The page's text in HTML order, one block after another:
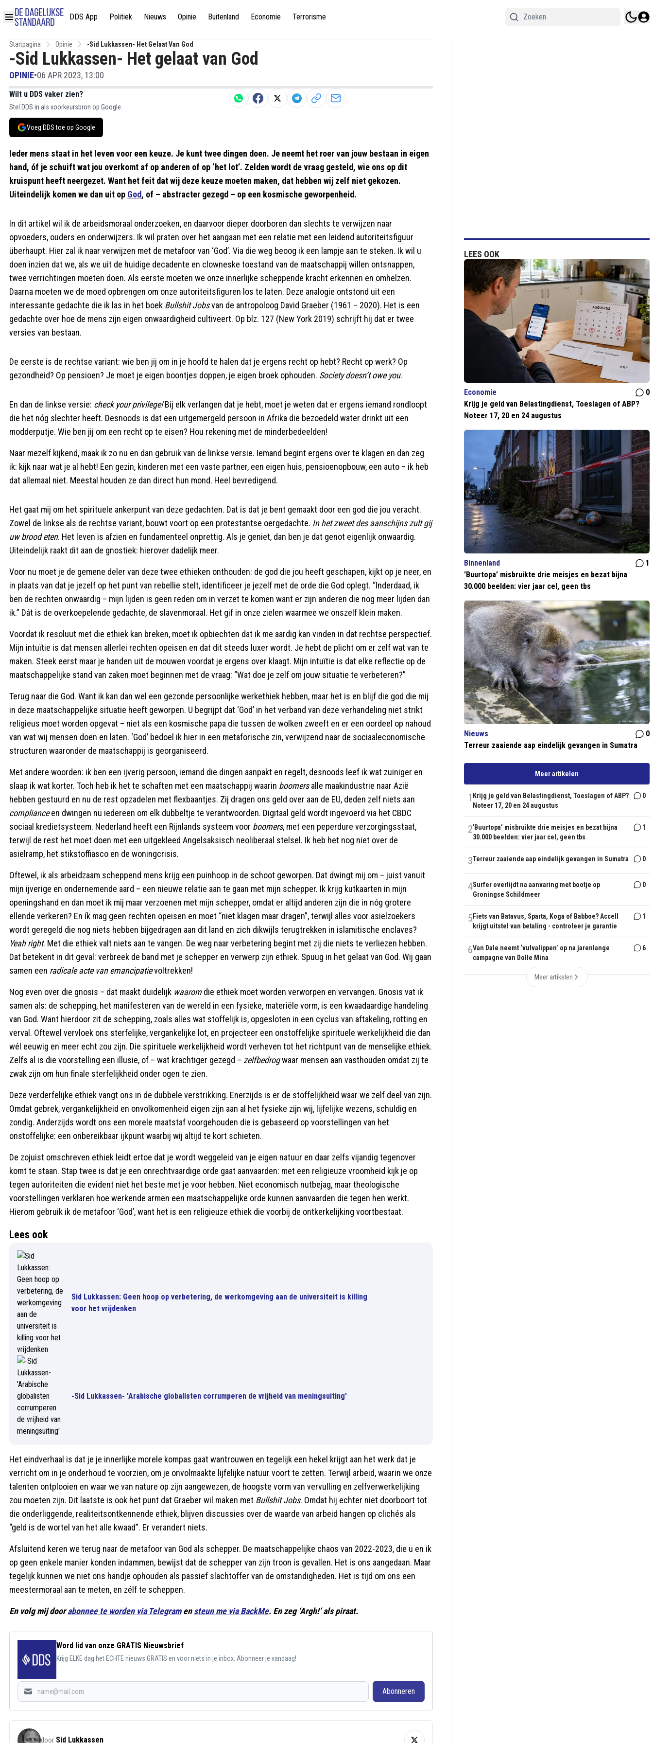
DDS App Politiek Nieuws Opinie Buitenland Economie Terrorisme
Startpagina Opinie -Sid Lukkassen- Het Gelaat Van God
-Sid Lukkassen- Het gelaat van God
OPINIE•06 APR 2023, 13:00
Wilt u DDS vaker zien?
Stel DDS in als voorkeursbron op Google.
Voeg DDS toe op Google
Ieder mens staat in het leven voor een keuze. Je kunt twee dingen doen. Je neemt het roer van jouw bestaan in eigen
hand, óf je schuift wat jou overkomt af op anderen of op ‘het lot’. Zelden wordt de vraag gesteld, wie ons op dit
kruispunt heeft neergezet. Want het feit dat wij deze keuze moeten maken, dat hebben wij zelf niet gekozen.
Uiteindelijk komen we dan uit op God, of – abstracter gezegd – op een kosmische geworpenheid.
In dit artikel wil ik de arbeidsmoraal onderzoeken, en daarvoor dieper doorboren dan slechts te verwijzen naar
opvoeders, ouders en onderwijzers. Ik wil praten over het aangaan met een relatie met een leidend autoriteitsfiguur
überhaupt. Hier zal ik naar verwijzen met de metafoor van ‘God’. Via die weg beoog ik een lampje aan te steken. Ik wil u
doen inzien dat we, als we uit de huidige decadente en clowneske toestand van de maatschappij willen ontsnappen,
twee verrichtingen moeten doen. Als eerste moeten we onze innerlijke scheppende kracht erkennen en omhelzen.
Daarna moeten we de moed opbrengen om onze autoriteitsfiguren los te laten. Deze analogie ontstond uit een
interessante gedachte die ik las in het boek Bullshit Jobsvan de antropoloog David Graeber (1961 – 2020). Het is een
gedachte over hoe de mens zijn eigen onwaardigheid cultiveert. Op blz. 127 (New York 2019) schrijft hij dat er twee
versies van bestaan.
De eerste is de rechtse variant: wie ben jij om in je hoofd te halen dat je ergens recht op hebt? Recht op werk? Op
gezondheid? Op pensioen? Je moet je eigen boontjes doppen, je eigen broek ophouden. Society doesn’t owe you.
En dan de linkse versie: check your privilege!Bij elk verlangen dat je hebt, moet je weten dat er ergens iemand rondloopt
die het nóg slechter heeft. Desnoods is dat een uitgemergeld persoon in Afrika die bezoedeld water drinkt uit een
modderputje. Wie ben jij om een recht op te eisen? Hou rekening met de minderbedeelden!
Naar mezelf kijkend, maak ik zo nu en dan gebruik van de linkse versie. Iemand begint ergens over te klagen en dan zeg
ik: kijk naar wat je al hebt! Een gezin, kinderen met een vaste partner, een eigen huis, pensioenopbouw, een auto – ik heb
dat allemaal niet. Meestal houden ze dan direct hun mond. Heel bevredigend.
Het gaat mij om het spirituele ankerpunt van deze gedachten. Dat is dat je bent gemaakt door een god die jou veracht.
Zowel de linkse als de rechtse variant, bouwt voort op een protestantse oergedachte. In het zweet des aanschijns zult gij
uw brood eten. Het leven is afzien en fundamenteel onprettig. Als je geniet, dan ben je dat genot eigenlijk onwaardig.
Uiteindelijk raakt dit aan de gnostiek: hierover dadelijk meer.
Voor nu moet je de gemene deler van deze twee ethieken onthouden: de god die jou heeft geschapen, kijkt op je neer, en
in plaats van dat je jezelf op het punt van rebellie stelt, identificeer je jezelf met de orde die God oplegt. “Inderdaad, ik
ben de rechten onwaardig – mijn lijden is geen reden om in verzet te komen want er zijn anderen die nog meer lijden dan
ik.” Dát is de overkoepelende gedachte, de slavenmoraal. Het gif in onze zielen waarmee we onszelf klein maken.
Voordat ik resoluut met die ethiek kan breken, moet ik opbiechten dat ik me aardig kan vinden in dat rechtse perspectief.
Mijn intuïtie is dat mensen allerlei rechten opeisen en dat dit steeds luxer wordt. Je hebt de plicht om er zelf wat van te
maken. Steek eerst maar je handen uit de mouwen voordat je ergens over klaagt. Mijn intuïtie is dat elke reflectie op de
maatschappelijke stand van zaken moet beginnen met de vraag: “Wat doe je zelf om jouw situatie te verbeteren?”
Terug naar die God. Want ik kan dan wel een gezonde persoonlijke werkethiek hebben, maar het is en blijf die god die mij
in deze maatschappelijke situatie heeft geworpen. U begrijpt dat ‘God’ in het verband van deze verhandeling niet strikt
religieus moet worden opgevat – niet als een kosmische papa die tussen de wolken zweeft en er een oordeel op nahoud
van wat wij mensen doen en laten. ‘God’ bedoel ik hier in een metaforische zin, verwijzend naar de sociaaleconomische
structuren waaronder de maatschappij is georganiseerd.
Met andere woorden: ik ben een ijverig persoon, iemand die dingen aanpakt en regelt, desnoods leef ik wat zuiniger en
slaap ik wat korter. Toch heb ik het te schaften met een maatschappij waarin boomersalle maakindustrie naar Azië
hebben gestuurd en nu de rest opzadelen met flexbaantjes. Zij dragen ons geld over aan de EU, deden zelf niets aan
complianceen dwingen nu iedereen om elk dubbeltje te verantwoorden. Digitaal geld wordt ingevoerd via het CBDC
sociaal kredietsysteem. Nederland heeft een Rijnlands systeem voor boomers, met een peperdure verzorgingsstaat,
terwijl de rest het moet doen met een uitgekleed Angelsaksisch neoliberaal stelsel. Ik heb het nog niet over de
asielramp, het stikstoffiasco en de woningcrisis.
Oftewel, ik als arbeidzaam scheppend mens krijg een puinhoop in de schoot geworpen. Dat dwingt mij om – juist vanuit
mijn ijverige en ondernemende aard – een nieuwe relatie aan te gaan met mijn schepper. Ik krijg kutkaarten in mijn
openingshand en dan moet ik mij maar verzoenen met mijn schepper, omdat er altijd anderen zijn die in nóg grotere
ellende verkeren? En ík mag geen rechten opeisen en moet “niet klagen maar dragen”, terwijl alles voor asielzoekers
wordt geregeld die nog niets hebben bijgedragen aan dit land en zich dikwijls terugtrekken in islamitische enclaves?
Yeah right. Met die ethiek valt niets aan te vangen. De weg naar verbetering begint met zij die niets te verliezen hebben.
Dat betekent in dit geval: verbreek de band met je schepper en verwerp zijn ethiek. Spuug in het gelaat van God. Wij gaan
samen een radicale acte van emancipatievoltrekken!
Nog even over die gnosis – dat maakt duidelijk waarom die ethiek moet worden verworpen en vervangen. Gnosis vat ik
samen als: de schepping, het manifesteren van de wereld in een fysieke, materiële vorm, is een kwaadaardige handeling
van God. Want hierdoor zit de schepping, zoals alles wat stoffelijk is, opgesloten in een cyclus van aftakeling, rotting en
verval. Oftewel vervloek ons sterfelijke, vergankelijke lot, en projecteer een onstoffelijke spirituele werkelijkheid die dan
wél eeuwig en meer echt zou zijn. Die spirituele werkelijkheid wordt verheven tot het richtpunt van de menselijke ethiek.
Zelfs al is die voorstelling een illusie, of – wat krachtiger gezegd – zelfbedrogwaar mensen aan vasthouden omdat zij te
zwak zijn om hun finale sterfelijkheid onder ogen te zien.
Deze verderfelijke ethiek vangt ons in de dubbele verstrikking. Enerzijds is er de stoffelijkheid waar we zelf deel van zijn.
Omdat gebrek, vergankelijkheid en onvolkomenheid eigen zijn aan al het fysieke zijn wij, lijfelijke wezens, schuldig en
zondig. Anderzijds wordt ons een morele maatstaf voorgehouden die is gebaseerd op voorstellingen van het
onstoffelijke: een onbereikbaar ijkpunt waarbij wij altijd te kort schieten.
De zojuist omschreven ethiek leidt ertoe dat je wordt weggeleid van je eigen natuur en daar zelfs vijandig tegenover
komt te staan. Stap twee is dat je een onrechtvaardige orde gaat aanvaarden: met een religieuze vroomheid kijk je op
tegen autoriteiten die evident niet het beste met je voor hebben. Niet economisch nutbejag, maar theologische
voorstellingen verklaren hoe werkende armen een maatschappelijke orde kunnen aanvaarden die tegen hen werkt.
Hierom gebruik ik de metafoor ‘God’, want het is een religieuze ethiek die voorbij de ontkerkelijking voortbestaat.
Lees ook
Sid Lukkassen: Geen hoop op verbetering, de werkomgeving aan de universiteit is killing
voor het vrijdenken
-Sid Lukkassen- 'Arabische globalisten corrumperen de vrijheid van meningsuiting'
Het eindverhaal is dat je je innerlijke morele kompas gaat wantrouwen en tegelijk een hekel krijgt aan het werk dat je
verricht om in je onderhoud te voorzien, om je onvolmaakte lijfelijke natuur voort te zetten. Terwijl arbeid, waarin we onze
talenten ontplooien en waar we van nature op zijn aangewezen, de hoogste vorm van vervulling en zelfverwerkelijking
zou moeten zijn. Dit laatste is ook het punt dat Graeber wil maken met Bullshit Jobs. Omdat hij echter niet doorboort tot
die onderliggende, realiteitsontkennende ethiek, blijven discussies over de waarde van arbeid hangen op clichés als
“geld is de wortel van het alle kwaad”. Er verandert niets.
Afsluitend keren we terug naar de metafoor van God als schepper. De maatschappelijke chaos van 2022-2023, die u en ik
op geen enkele manier konden indammen, bewijst dat de schepper van zijn troon is gevallen. Het is ons aangedaan. Maar
tegelijk kunnen we niet ons handje ophouden als passief slachtoffer van de omstandigheden. Het is tijd om ons een
meestermoraal aan te meten, en zélf te scheppen.
En volg mij doorabonnee te worden via Telegramensteun me via BackMe. En zeg ‘Argh!’ als piraat.
Word lid van onze GRATIS Nieuwsbrief
Krijg ELKE dag het ECHTE nieuws GRATIS en voor niets in je inbox. Abonneer je vandaag!
Abonneren
door Sid Lukkassen
LEES OOK
Economie
0
Krijg je geld van Belastingdienst, Toeslagen of ABP?
Noteer 17, 20 en 24 augustus
Binnenland
1
'Buurtopa’ misbruikte drie meisjes en bezat bijna
30.000 beelden: vier jaar cel, geen tbs
Nieuws
0
Terreur zaaiende aap eindelijk gevangen in Sumatra
Meer artikelen
1 Krijg je geld van Belastingdienst, Toeslagen of ABP?
Noteer 17, 20 en 24 augustus
0
2'Buurtopa’ misbruikte drie meisjes en bezat bijna
30.000 beelden: vier jaar cel, geen tbs
1
3Terreur zaaiende aap eindelijk gevangen in Sumatra 0
4Surfer overlijdt na aanvaring met bootje op
Groningse Schildmeer
0
5 Fiets van Batavus, Sparta, Koga of Babboe? Accell
krijgt uitstel van betaling - controleer je garantie
1
6Van Dale neemt ‘vulvalippen’ op na jarenlange
campagne van Dolle Mina
6
Meer artikelen